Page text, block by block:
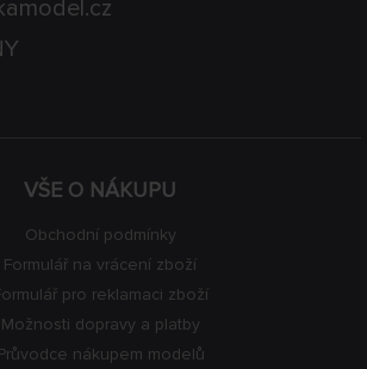
VŠE O NÁKUPU
Obchodní podmínky
Formulář na vrácení zboží
pro reklamaci zboží
Možnosti dopravy a platby
nákupem modelů